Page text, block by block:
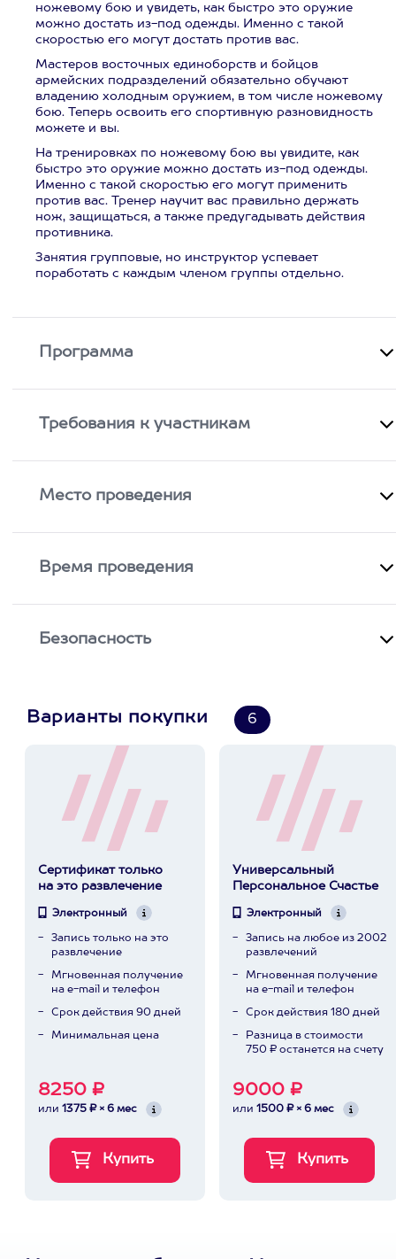
ножевому бою и увидеть, как быстро это оружие
можно достать из-под одежды. Именно с такой
скоростью его могут достать против вас.
Мастеров восточных единоборств и бойцов
армейских подразделений обязательно обучают
владению холодным оружием, в том числе ножевому
бою. Теперь освоить его спортивную разновидность
можете и вы.
На тренировках по ножевому бою вы увидите, как
быстро это оружие можно достать из-под одежды.
Именно с такой скоростью его могут применить
против вас. Тренер научит вас правильно держать
нож, защищаться, а также предугадывать действия
противника.
Занятия групповые, но инструктор успевает
поработать с каждым членом группы отдельно.
Программа
Требования к участникам
Место проведения
Время проведения
Безопасность
Варианты покупки 6
Сертификат только
на это развлечение
Электронный
Запись только на это
развлечение
Мгновенная получение
на e-mail и телефон
Срок действия 90 дней
Минимальная цена
8250 ₽
или 1375 ₽ × 6 мес
Универсальный
Персональное Счастье
Электронный
Запись на любое из 2002
развлечений
Мгновенная получение
на e-mail и телефон
Срок действия 180 дней
Разница в стоимости
750 ₽ останется на счету
9000 ₽
или 1500 ₽ × 6 мес